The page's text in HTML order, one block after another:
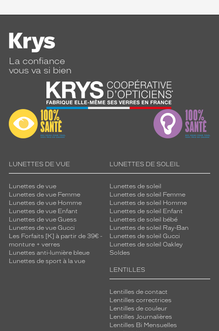
La confiance
vous va si bien
LUNETTES DE VUE
Lunettes de vue
Lunettes de vue Femme
Lunettes de vue Homme
Lunettes de vue Enfant
Lunettes de vue Guess
Lunettes de vue Gucci
Les Forfaits [K] à partir de 39€ -
monture + verres
Lunettes anti-lumière bleue
Lunettes de sport à la vue
LUNETTES DE SOLEIL
Lunettes de soleil
Lunettes de soleil Femme
Lunettes de soleil Homme
Lunettes de soleil Enfant
Lunettes de soleil bébé
Lunettes de soleil Ray-Ban
Lunettes de soleil Gucci
Lunettes de soleil Oakley
Soldes
LENTILLES
Lentilles de contact
Lentilles correctrices
Lentilles de couleur
Lentilles Journalières
Lentilles Bi Mensuelles